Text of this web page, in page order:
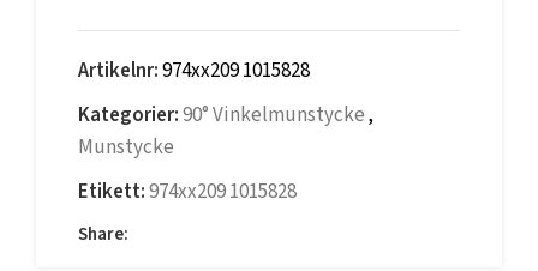
Artikelnr:974xx209 1015828
Kategorier:90° Vinkelmunstycke,
Munstycke
Etikett:974xx209 1015828
Share: